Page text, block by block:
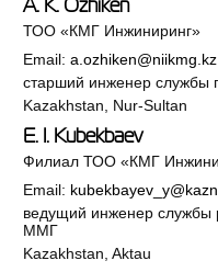
A. K. Ozhiken
ТОО «КМГ Инжиниринг»
Email:a.ozhiken@niikmg.kz
старший инженер службы
Kazakhstan, Nur-Sultan
E. I. Kubekbaev
Филиал ТОО «КМГ
Email:
ведущий инженер службы
ММГ
Kazakhstan, Aktau